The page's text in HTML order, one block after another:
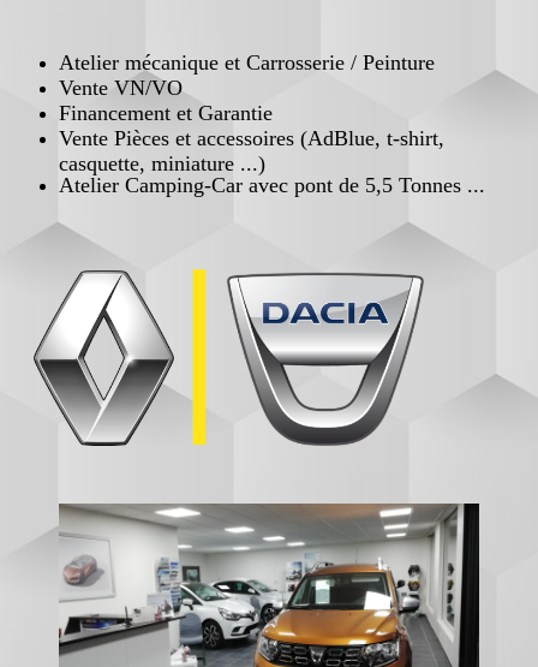
Atelier mécanique et Carrosserie / Peinture
Vente VN/VO
Financement et Garantie
Vente Pièces et accessoires (AdBlue, t-shirt,
casquette, miniature ...)
Atelier Camping-Car avec pont de 5,5 Tonnes ...